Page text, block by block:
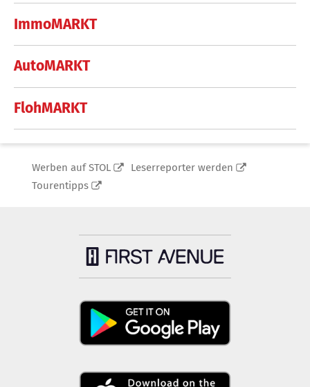
ImmoMARKT
AutoMARKT
FlohMARKT
Werben auf STOL
Leserreporter werden
Tourentipps